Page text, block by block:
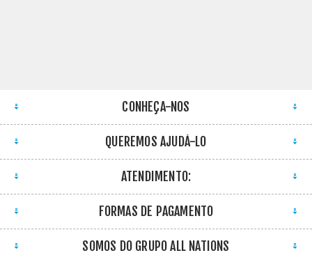
CONHEÇA-NOS
QUEREMOS AJUDÁ-LO
ATENDIMENTO:
FORMAS DE PAGAMENTO
SOMOS DO GRUPO ALL NATIONS